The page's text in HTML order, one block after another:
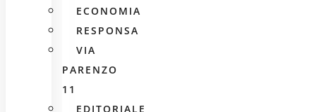
ECONOMIA
RESPONSA
VIA
PARENZO
11
EDITORIALE